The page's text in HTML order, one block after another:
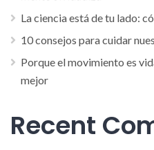
La ciencia está de tu lado:
10 consejos para cuidar
Porque el movimiento es
mejor
Recent